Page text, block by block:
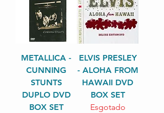
METALLICA -
CUNNING
STUNTS
DUPLO DVD
BOX SET
ELVIS PRESLEY
- ALOHA FROM
HAWAII DVD
BOX SET
Esgotado